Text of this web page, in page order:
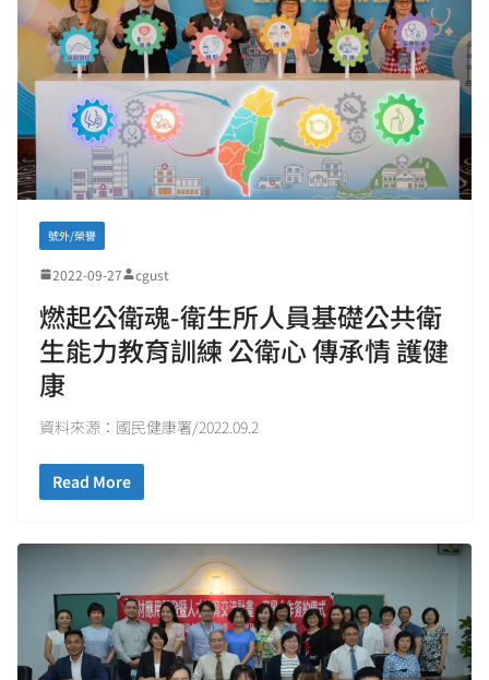
號外/榮譽
2022-09-27 cgust
燃起公衛魂-衛生所人員基礎公共衛
生能力教育訓練 公衛心 傳承情 護健
康
資料來源：國民健康署/2022.09.2
Read More